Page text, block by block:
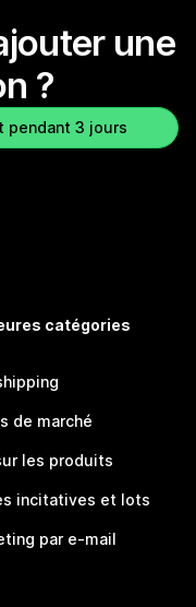
une
?
pendant 3 jours
catégories
de marché
les produits
incitatives et lots
par e-mail